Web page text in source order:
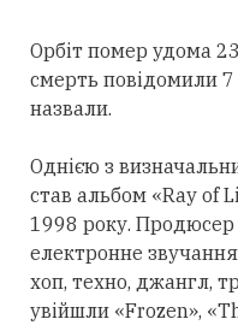
Орбіт помер удома
смерть повідомили
назвали.
Однією з
став альбом «Ray of
1998 року.
електронне
хоп, техно, джангл,
увійшли «Frozen»,